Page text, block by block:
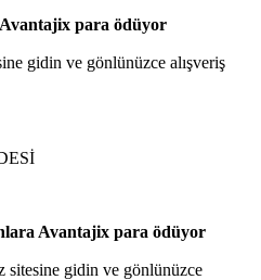
para ödüyor
gidin ve gönlünüzce alışveriş
Avantajix para ödüyor
sitesine gidin ve gönlünüzce